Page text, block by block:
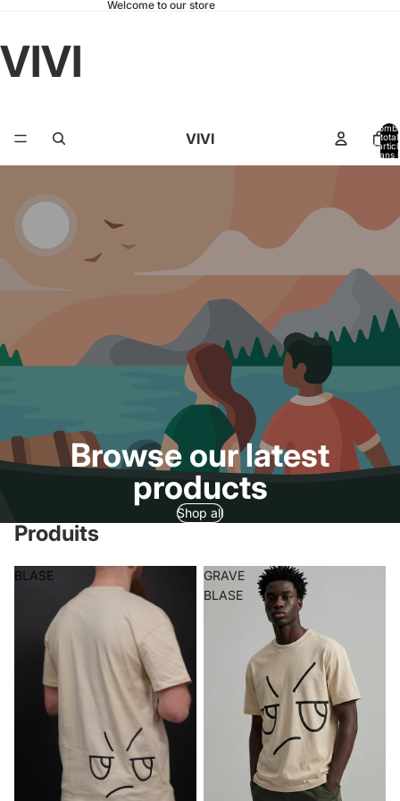
Welcome to our store
VIVI
VIVI
total
dans
Browse our latest
products
Shop all
Produits
BLASE
GRAVE
BLASE